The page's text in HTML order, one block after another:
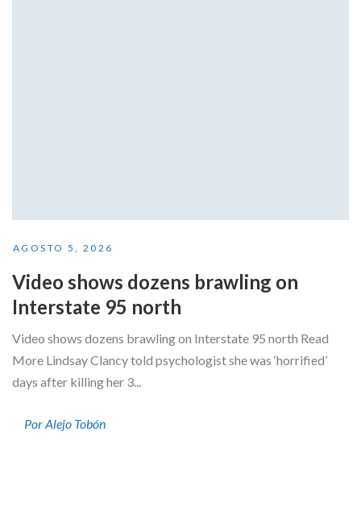
AGOSTO 5, 2026
Video shows dozens brawling on
Interstate 95 north
Video shows dozens brawling on Interstate 95 north Read
More Lindsay Clancy told psychologist she was ‘horrified’
days after killing her 3...
Por Alejo Tobón